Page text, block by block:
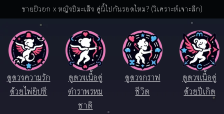
ชายปีวอก x หญิงปีมะเส็ง คู่นี้ไปกันรอดไหม? (วิเคราะห์เจาะลึก)
ดูดวงความรัก
ด้วยไพ่ยิปซี
ดูดวงเนื้อคู่
ตำราพรหม
ชาติ
ดูดวงกราฟ
ชีวิต
ดูดวงเนื้อคู่
ด้วยปีเกิด